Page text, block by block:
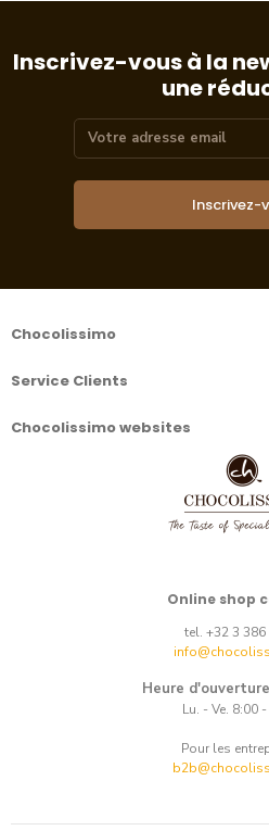
Inscrivez-vous à la
une
Inscrivez-
Chocolissimo
Service Clients
Chocolissimo websites
Online shop
tel. +32 3 386
Heure
Lu. - Ve. 8:00
Pour les